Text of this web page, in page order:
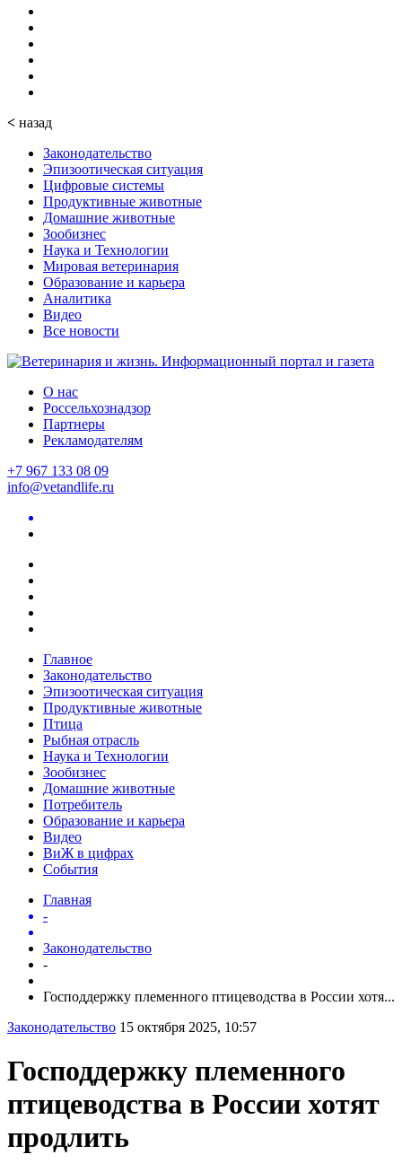
< назад
Законодательство
Эпизоотическая ситуация
Цифровые системы
Продуктивные животные
Домашние животные
Зообизнес
Наука и Технологии
Мировая ветеринария
Образование и карьера
Аналитика
Видео
Все новости
О нас
Россельхознадзор
Партнеры
Рекламодателям
+7 967 133 08 09
info@vetandlife.ru
Главное
Законодательство
Эпизоотическая ситуация
Продуктивные животные
Птица
Рыбная отрасль
Наука и Технологии
Зообизнес
Домашние животные
Потребитель
Образование и карьера
Видео
ВиЖ в цифрах
События
Главная
-
Законодательство
-
Господдержку племенного птицеводства в России хотя...
Законодательство 15 октября 2025, 10:57
Господдержку племенного
птицеводства в России хотят
продлить